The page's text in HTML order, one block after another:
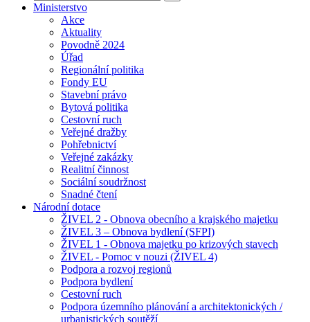
Ministerstvo
Akce
Aktuality
Povodně 2024
Úřad
Regionální politika
Fondy EU
Stavební právo
Bytová politika
Cestovní ruch
Veřejné dražby
Pohřebnictví
Veřejné zakázky
Realitní činnost
Sociální soudržnost
Snadné čtení
Národní dotace
ŽIVEL 2 - Obnova obecního a krajského majetku
ŽIVEL 3 – Obnova bydlení (SFPI)
ŽIVEL 1 - Obnova majetku po krizových stavech
ŽIVEL - Pomoc v nouzi (ŽIVEL 4)
Podpora a rozvoj regionů
Podpora bydlení
Cestovní ruch
Podpora územního plánování a architektonických /
urbanistických soutěží